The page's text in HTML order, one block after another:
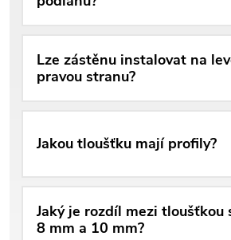
Lze zástěnu instalovat na
pravou stranu?
Jakou tloušťku mají profily?
Jaký je rozdíl mezi tloušťkou
8 mm a 10 mm?